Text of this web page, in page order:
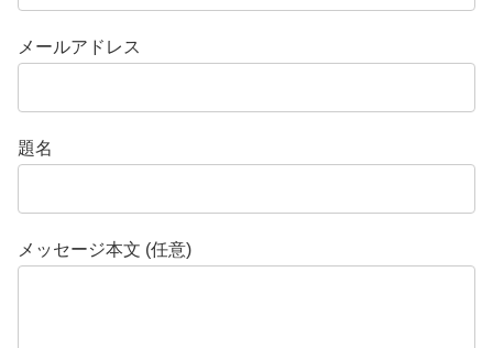
メールアドレス
題名
メッセージ本文 (任意)